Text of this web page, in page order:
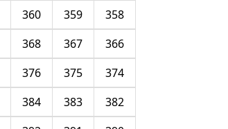
358
359
360
366
367
368
374
375
376
382
383
384